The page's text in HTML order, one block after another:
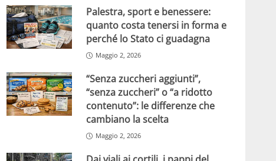
Palestra, sport e benessere:
quanto costa tenersi in forma e
perché lo Stato ci guadagna
Maggio 2, 2026
“Senza zuccheri aggiunti”,
“senza zuccheri” o “a ridotto
contenuto”: le differenze che
cambiano la scelta
Maggio 2, 2026